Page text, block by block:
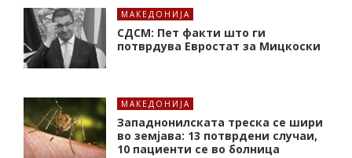
МАКЕДОНИЈА
СДСМ: Пет факти што ги
потврдува Евростат за Мицкоски
МАКЕДОНИЈА
Западнонилската треска се шири
во земјава: 13 потврдени случаи,
10 пациенти се во болница